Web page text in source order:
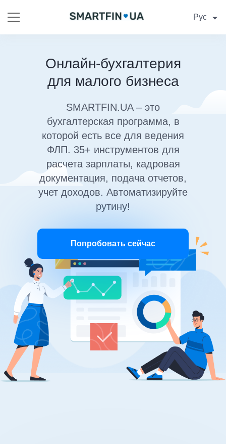
Рус
Онлайн-бухгалтерия
для малого бизнеса
SMARTFIN.UA – это
бухгалтерская программа, в
которой есть все для ведения
ФЛП. 35+ инструментов для
расчета зарплаты, кадровая
документация, подача отчетов,
учет доходов. Автоматизируйте
рутину!
Попробовать сейчас